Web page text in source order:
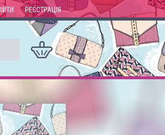
РЕЄСТРАЦІЯ